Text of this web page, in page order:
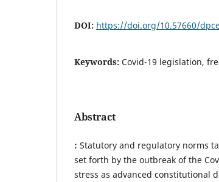
DOI: https://doi.org/10.57660/
Keywords: Covid-19 legislation,
Abstract
: Statutory and regulatory norms
set forth by the outbreak of the
stress as advanced constitutional